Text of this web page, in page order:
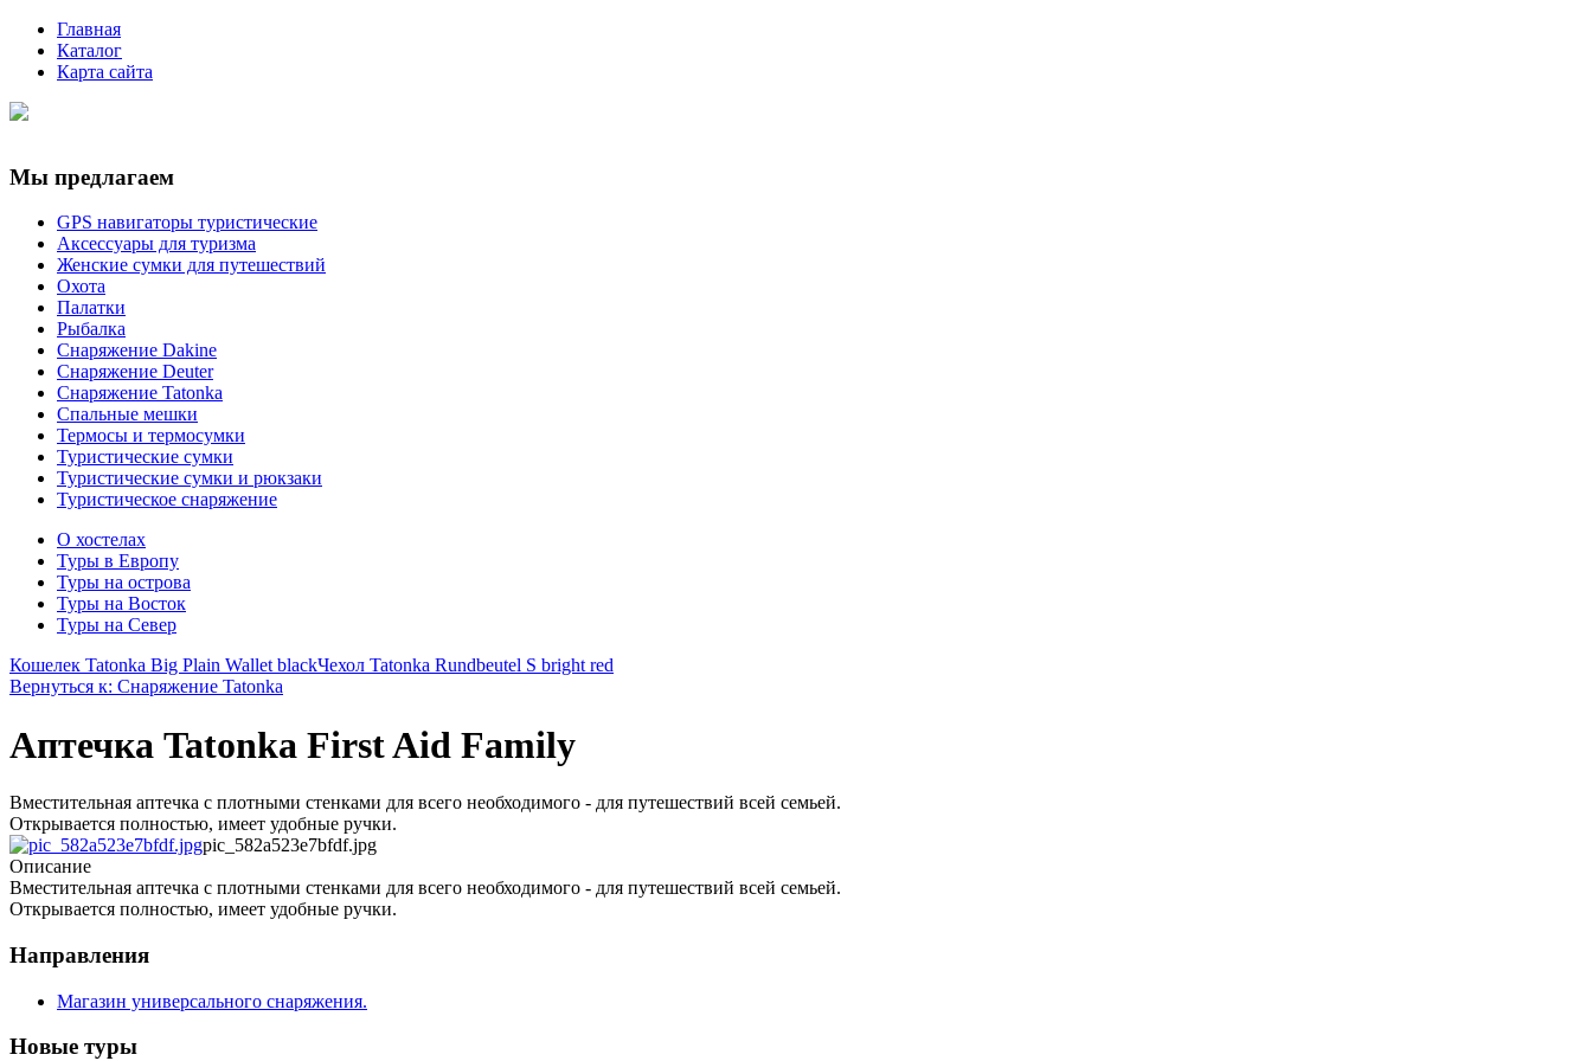
Главная
Каталог
Карта сайта
Мы предлагаем
GPS навигаторы туристические
Аксессуары для туризма
Женские сумки для путешествий
Охота
Палатки
Рыбалка
Снаряжение Dakine
Снаряжение Deuter
Снаряжение Tatonka
Спальные мешки
Термосы и термосумки
Туристические сумки
Туристические сумки и рюкзаки
Туристическое снаряжение
О хостелах
Туры в Европу
Туры на острова
Туры на Восток
Туры на Север
Кошелек Tatonka Big Plain Wallet blackЧехол Tatonka Rundbeutel S bright red
Вернуться к: Снаряжение Tatonka
Аптечка Tatonka First Aid Family
Вместительная аптечка с плотными стенками для всего необходимого - для путешествий всей семьей.
Открывается полностью, имеет удобные ручки.
pic_582a523e7bfdf.jpg
Описание
Вместительная аптечка с плотными стенками для всего необходимого - для путешествий всей семьей.
Открывается полностью, имеет удобные ручки.
Направления
Магазин универсального снаряжения.
Новые туры